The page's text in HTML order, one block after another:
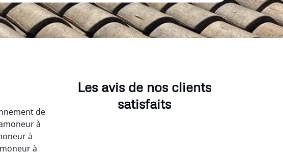
de
à
à
à
Les avis de nos clients
satisfaits